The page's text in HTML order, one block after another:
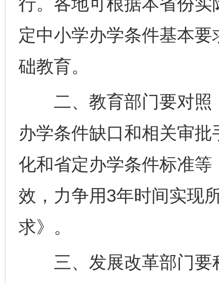
定中小学办学条件基本
础教育。
二、教育部门要对照
办学条件缺口和相关审
化和省定办学条件标准
效，力争用3年时间实现
求》。
三、发展改革部门要